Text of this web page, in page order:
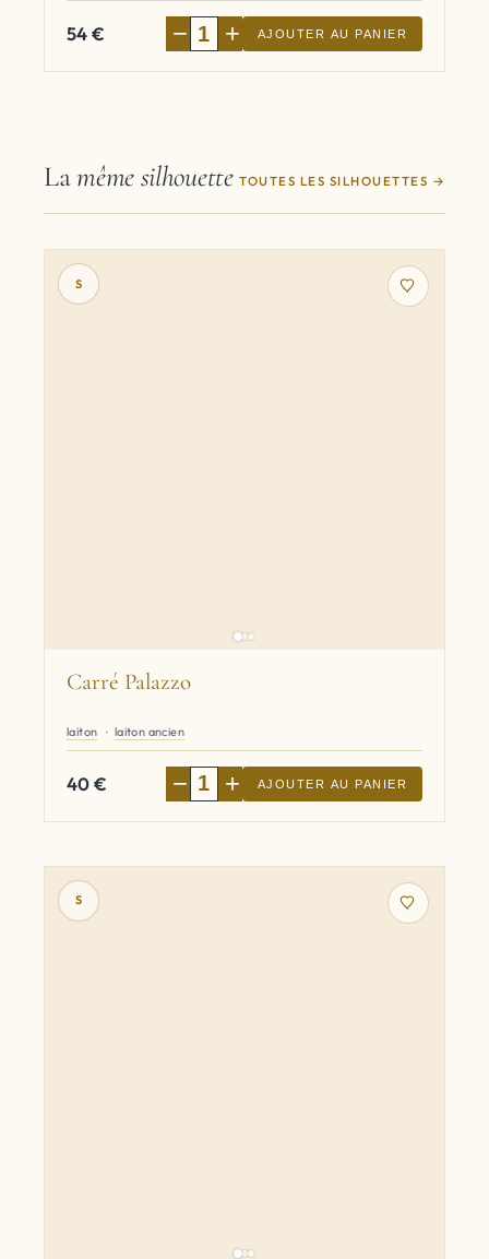
54€ − + AJOUTER AU PANIER
Lamême silhouette TOUTES LES SILHOUETTES
S
Carré Palazzo
laiton laiton ancien
40€ − + AJOUTER AU PANIER
S